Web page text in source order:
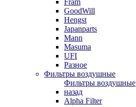
Fram
GoodWill
Hengst
Japanparts
Mann
Masuma
UFI
Разное
Фильтры воздушные
Фильтры воздушные
назад
Alpha Filter